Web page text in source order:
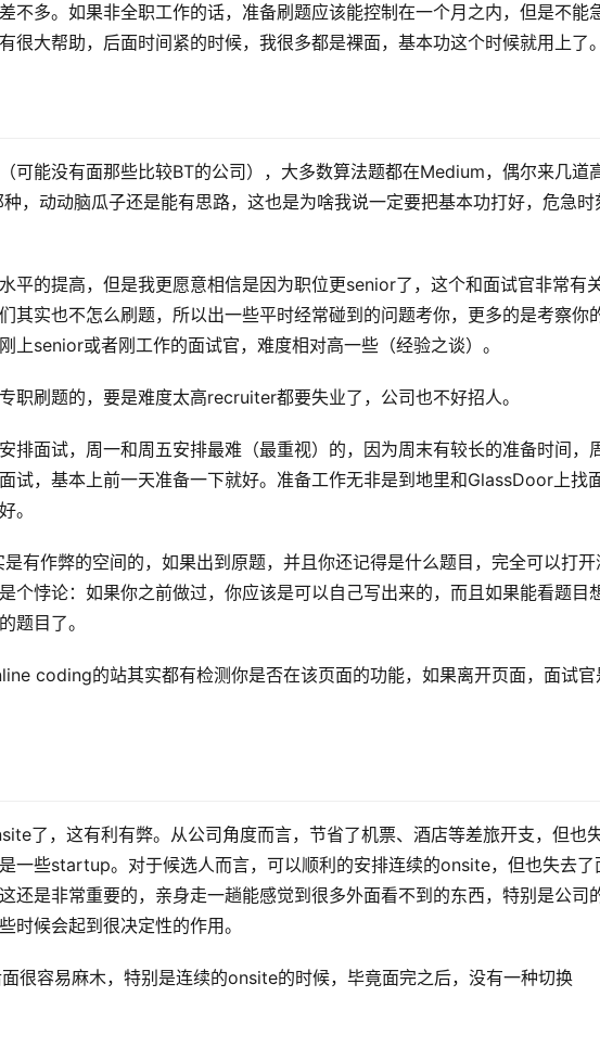
不多。如果非全职工作的话，准备刷题应该能控制在一个月之内，但是不能
很大帮助，后面时间紧的时候，我很多都是裸面，基本功这个时候就用上了。
可能没有面那些比较BT的公司），大多数算法题都在Medium，偶尔来几道
，动动脑瓜子还是能有思路，这也是为啥我说一定要把基本功打好，危急时
平的提高，但是我更愿意相信是因为职位更senior了，这个和面试官非常有
其实也不怎么刷题，所以出一些平时经常碰到的问题考你，更多的是考察你
上senior或者刚工作的面试官，难度相对高一些（经验之谈）。
职刷题的，要是难度太高recruiter都要失业了，公司也不好招人。
排面试，周一和周五安排最难（最重视）的，因为周末有较长的准备时间，
试，基本上前一天准备一下就好。准备工作无非是到地里和GlassDoor上找
。
有作弊的空间的，如果出到原题，并且你还记得是什么题目，完全可以打开
个悖论：如果你之前做过，你应该是可以自己写出来的，而且如果能看题目
题目了。
coding的站其实都有检测你是否在该页面的功能，如果离开页面，面试官
了，这有利有弊。从公司角度而言，节省了机票、酒店等差旅开支，但也
一些startup。对于候选人而言，可以顺利的安排连续的onsite，但也失去了
还是非常重要的，亲身走一趟能感觉到很多外面看不到的东西，特别是公司
时候会起到很决定性的作用。
很容易麻木，特别是连续的onsite的时候，毕竟面完之后，没有一种切换